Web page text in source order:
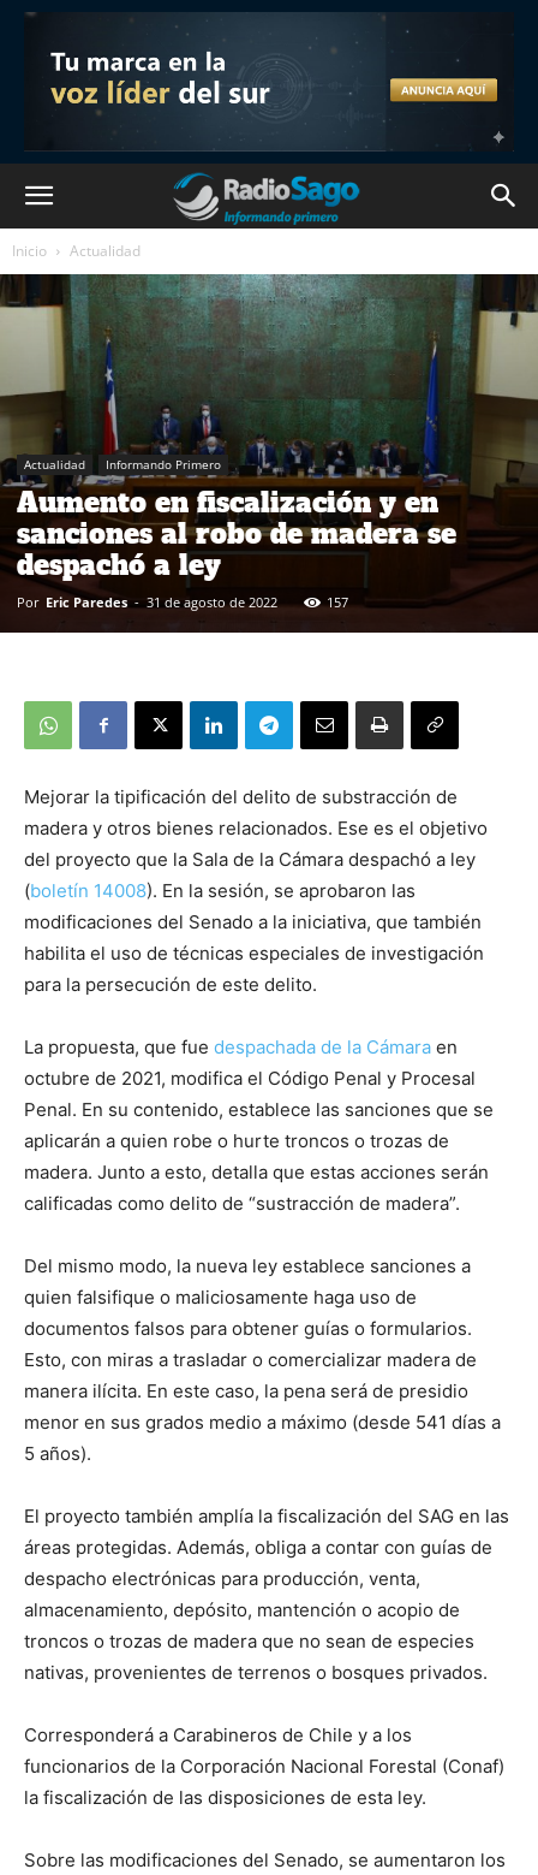
Inicio Actualidad
Actualidad Informando Primero
Aumento en fiscalización y en
sanciones al robo de madera se
despachó a ley
Por Eric Paredes - 31 de agosto de 2022 157
Mejorar la tipificación del delito de substracción de
madera y otros bienes relacionados. Ese es el objetivo
del proyecto que la Sala de la Cámara despachó a ley
(boletín 14008). En la sesión, se aprobaron las
modificaciones del Senado a la iniciativa, que también
habilita el uso de técnicas especiales de investigación
para la persecución de este delito.
La propuesta, que fue despachada de la Cámara en
octubre de 2021, modifica el Código Penal y Procesal
Penal. En su contenido, establece las sanciones que se
aplicarán a quien robe o hurte troncos o trozas de
madera. Junto a esto, detalla que estas acciones serán
calificadas como delito de “sustracción de madera”.
Del mismo modo, la nueva ley establece sanciones a
quien falsifique o maliciosamente haga uso de
documentos falsos para obtener guías o formularios.
Esto, con miras a trasladar o comercializar madera de
manera ilícita. En este caso, la pena será de presidio
menor en sus grados medio a máximo (desde 541 días a
5 años).
El proyecto también amplía la fiscalización del SAG en las
áreas protegidas. Además, obliga a contar con guías de
despacho electrónicas para producción, venta,
almacenamiento, depósito, mantención o acopio de
troncos o trozas de madera que no sean de especies
nativas, provenientes de terrenos o bosques privados.
Corresponderá a Carabineros de Chile y a los
funcionarios de la Corporación Nacional Forestal (Conaf)
la fiscalización de las disposiciones de esta ley.
Sobre las modificaciones del Senado, se aumentaron los